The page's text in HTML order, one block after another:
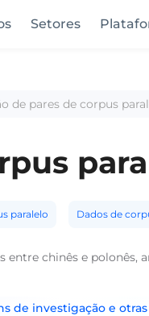
Setores
de pares de corpus
paralelo Dados de
chinês e
de investigação e